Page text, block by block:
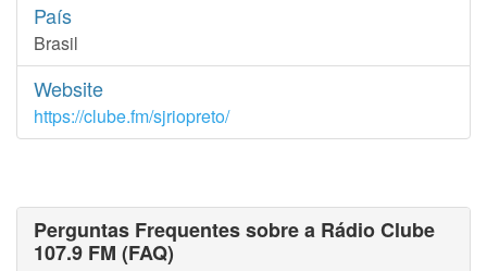
País
Brasil
Website
https://clube.fm/sjriopreto/
Perguntas Frequentes sobre a Rádio Clube
107.9 FM (FAQ)